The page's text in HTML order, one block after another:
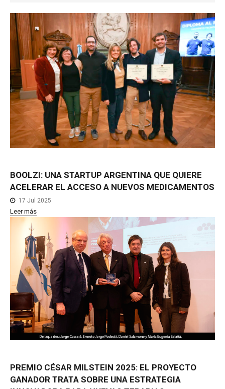
CONTACTO
BOOLZI: UNA STARTUP ARGENTINA QUE QUIERE
ACELERAR EL ACCESO A NUEVOS MEDICAMENTOS
17 Jul 2025
Leer más
PREMIO CÉSAR MILSTEIN 2025: EL PROYECTO
GANADOR TRATA SOBRE UNA ESTRATEGIA